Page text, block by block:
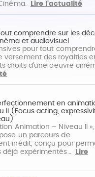
Lire l'actualité
comprendre sur les
et audiovisuel
pour tout
versement des royalties
droits d'une oeuvre
en
II (Focus acting,
Animation – Niveau II »,
un parcours de
inédit, conçu pour
déjà expérimentés…
Lire